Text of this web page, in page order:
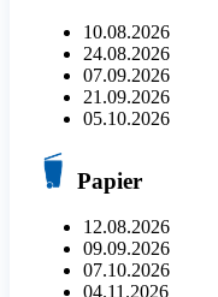
10.08.2026
24.08.2026
07.09.2026
21.09.2026
05.10.2026
Papier
12.08.2026
09.09.2026
07.10.2026
04.11.2026